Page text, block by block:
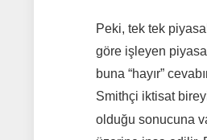
Peki, tek tek
göre işleyen
buna “hayır”
Smithçi iktisat
olduğu sonucuna